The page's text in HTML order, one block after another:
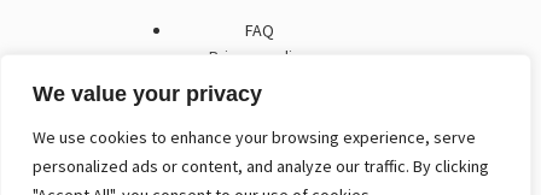
We value your privacy
We use cookies to enhance your browsing experience, serve
personalized ads or content, and analyze our traffic. By clicking
FAQ
Privacy policy
Algemene voorwaarden